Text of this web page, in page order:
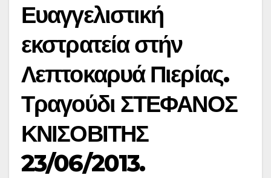
Ευαγγελιστική
εκστρατεία στήν
Λεπτοκαρυά Πιερίας.
Τραγούδι ΣΤΕΦΑΝΟΣ
ΚΝΙΣΟΒΙΤΗΣ
23/06/2013.